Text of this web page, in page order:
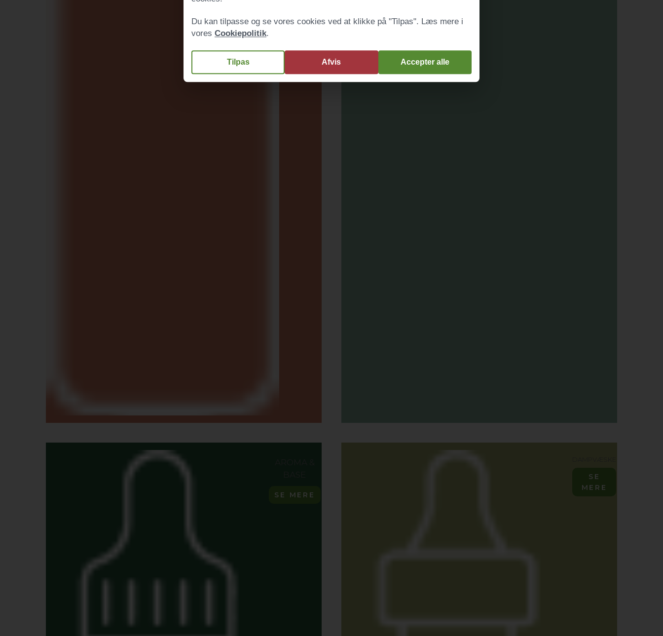
SE MERE
SE
MERE
Du kan tilpasse og se vores cookies ved at klikke på "Tilpas". Læs mere i
vores Cookiepolitik.
Tilpas Afvis Accepter alle